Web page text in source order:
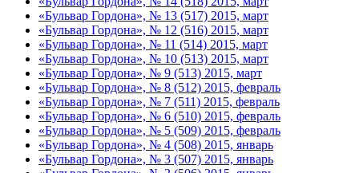
«Бульвар Гордона», № 13 (517) 2015, март
«Бульвар Гордона», № 12 (516) 2015, март
«Бульвар Гордона», № 11 (514) 2015, март
«Бульвар Гордона», № 10 (513) 2015, март
«Бульвар Гордона», № 9 (513) 2015, март
«Бульвар Гордона», № 8 (512) 2015, февраль
«Бульвар Гордона», № 7 (511) 2015, февраль
«Бульвар Гордона», № 6 (510) 2015, февраль
«Бульвар Гордона», № 5 (509) 2015, февраль
«Бульвар Гордона», № 4 (508) 2015, январь
«Бульвар Гордона», № 3 (507) 2015, январь